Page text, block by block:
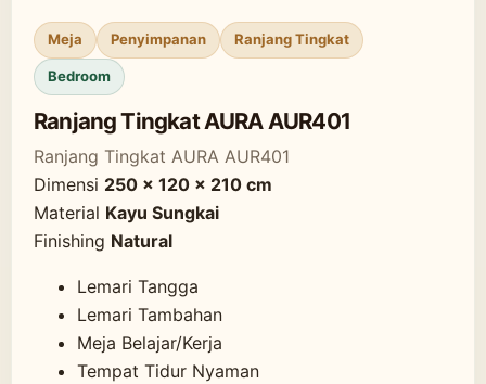
Meja Penyimpanan Ranjang Tingkat
Bedroom
Ranjang Tingkat AURA AUR401
Ranjang Tingkat AURA AUR401
Dimensi 250 x 120 x 210 cm
Material Kayu Sungkai
Finishing Natural
Lemari Tangga
Lemari Tambahan
Meja Belajar/Kerja
Tempat Tidur Nyaman